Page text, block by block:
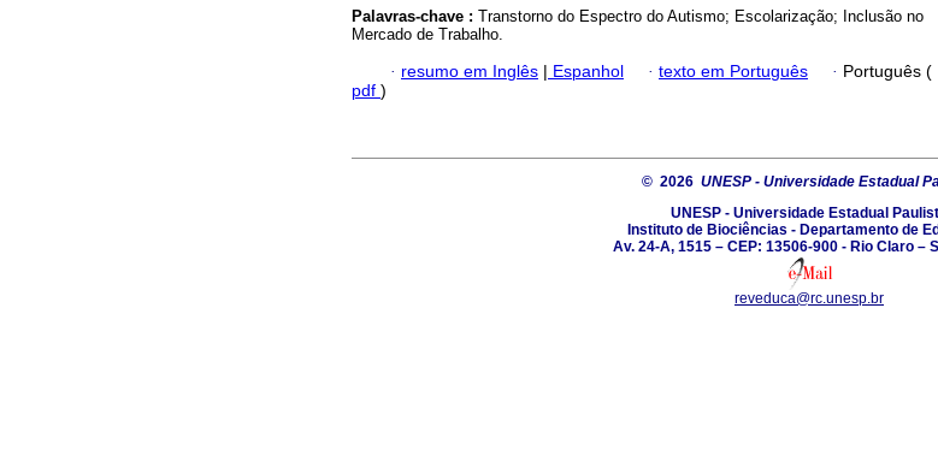
Palavras-chave : Transtorno do Espectro do Autismo; Escolarização; Inclusão no
Mercado de Trabalho.
· resumo em Inglês | Espanhol · texto em Português · Português (
pdf )
© 2026 UNESP - Universidade Estadual
UNESP - Universidade Estadual
Instituto de Biociências - Departamento de
Av. 24-A, 1515 – CEP: 13506-900 - Rio Claro –
reveduca@rc.unesp.br